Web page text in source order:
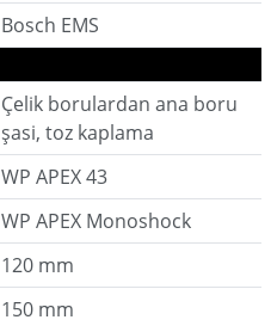
Bosch EMS
Çelik borulardan ana boru
şasi, toz kaplama
WP APEX 43
WP APEX Monoshock
120 mm
150 mm